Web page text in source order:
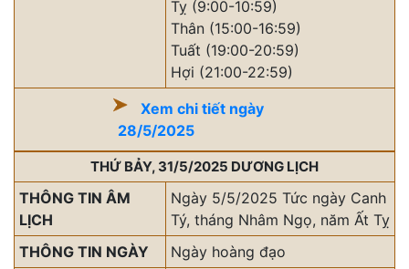
Tỵ (9:00-10:59)
Thân (15:00-16:59)
Tuất (19:00-20:59)
Hợi (21:00-22:59)
Xem chi tiết ngày
28/5/2025
THỨ BẢY, 31/5/2025 DƯƠNG LỊCH
THÔNG TIN ÂM
LỊCH
Ngày 5/5/2025 Tức ngày Canh
Tý, tháng Nhâm Ngọ, năm Ất Tỵ
THÔNG TIN NGÀY
Ngày hoàng đạo